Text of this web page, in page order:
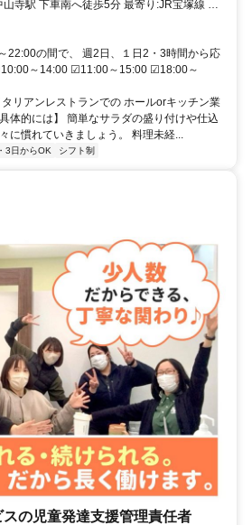
22:00の間で、 週2日、１日2・3時間から応
～14:00 ☑11:00～15:00 ☑18:00～
リアンレストランでの ホールorキッチン業
体的には】 簡単なサラダの盛り付けや仕込
に慣れていきましょう。 料理未経...
3日からOK シフト制
の児童発達支援管理責任者